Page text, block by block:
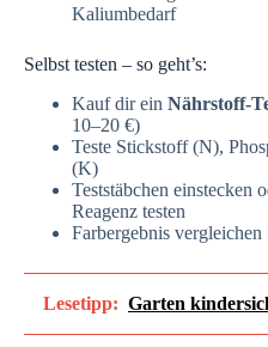
Kaliumbedarf
Selbst testen – so geht’s:
Kauf dir ein Nährstoff-
10–20 €)
Teste Stickstoff (N),
(K)
Teststäbchen einstecken
Reagenz testen
Farbergebnis vergleichen
Lesetipp: Garten